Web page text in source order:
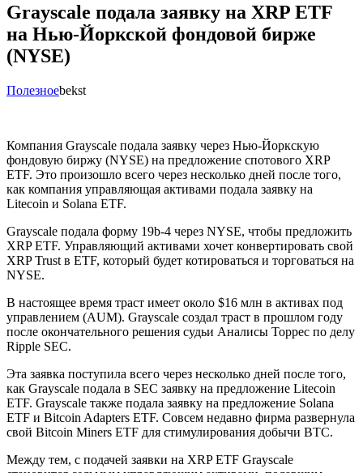
Grayscale подала заявку на XRP ETF
на Нью-Йоркской фондовой бирже
(NYSE)
Полезноеbekst
Компания Grayscale подала заявку через Нью-Йоркскую
фондовую биржу (NYSE) на предложение спотового XRP
ETF. Это произошло всего через несколько дней после того,
как компания управляющая активами подала заявку на
Litecoin и Solana ETF.
Grayscale подала форму 19b-4 через NYSE, чтобы предложить
XRP ETF. Управляющий активами хочет конвертировать свой
XRP Trust в ETF, который будет котироваться и торговаться на
NYSE.
В настоящее время траст имеет около $16 млн в активах под
управлением (AUM). Grayscale создал траст в прошлом году
после окончательного решения судьи Аналисы Торрес по делу
Ripple SEC.
Эта заявка поступила всего через несколько дней после того,
как Grayscale подала в SEC заявку на предложение Litecoin
ETF. Grayscale также подала заявку на предложение Solana
ETF и Bitcoin Adapters ETF. Совсем недавно фирма развернула
свой Bitcoin Miners ETF для стимулирования добычи BTC.
Между тем, с подачей заявки на XRP ETF Grayscale